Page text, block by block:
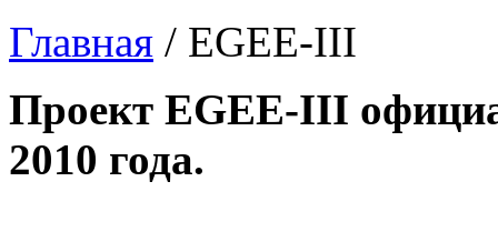
Главная / EGEE-III
Проект EGEE-III
2010 года.